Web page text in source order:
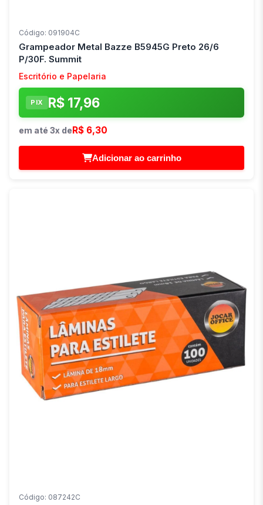
Código: 091904C
Grampeador Metal Bazze B5945G Preto 26/6
P/30F. Summit
Escritório e Papelaria
PIX R$ 17,96
em até 3x de R$ 6,30
Adicionar ao carrinho
Código: 087242C